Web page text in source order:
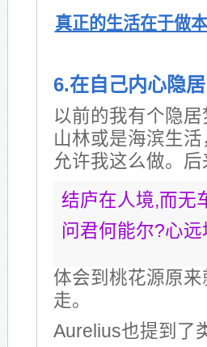
真正的生活在于做
6.在自己内心隐居
以前的我有个隐
山林或是海滨生
允许我这么做。
结庐在人境,而无
问君何能尔?心远
体会到桃花源原
走。
Aurelius也提到了